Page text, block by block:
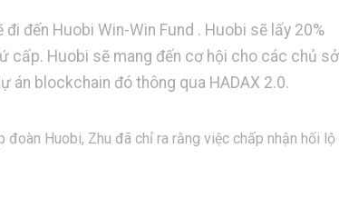
đến Huobi Win-Win Fund . Huobi sẽ lấy 20%
cấp. Huobi sẽ mang đến cơ hội cho các chủ sở
án blockchain đó thông qua HADAX 2.0.
Huobi, Zhu đã chỉ ra rằng việc chấp nhận hối